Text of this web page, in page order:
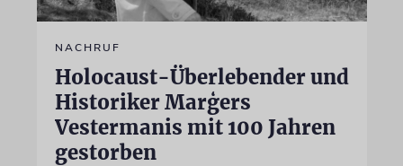
NACHRUF
Holocaust-Überlebender und
Historiker Marģers
Vestermanis mit 100 Jahren
gestorben